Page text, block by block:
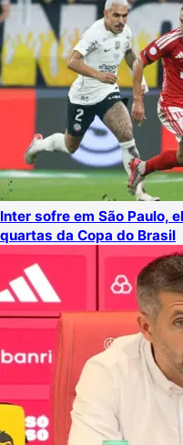
Inter sofre em São Paulo,
quartas da Copa do Brasil